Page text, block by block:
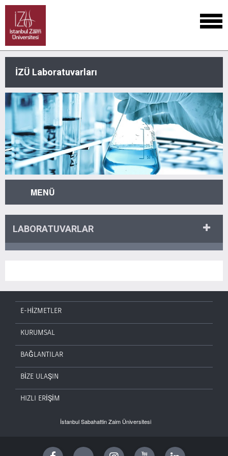
İZÜ Laboratuvarları
MENÜ
LABORATUVARLAR
E-HİZMETLER
KURUMSAL
BAĞLANTILAR
BİZE ULAŞIN
HIZLI ERİŞİM
İstanbul Sabahattin Zaim Üniversitesi